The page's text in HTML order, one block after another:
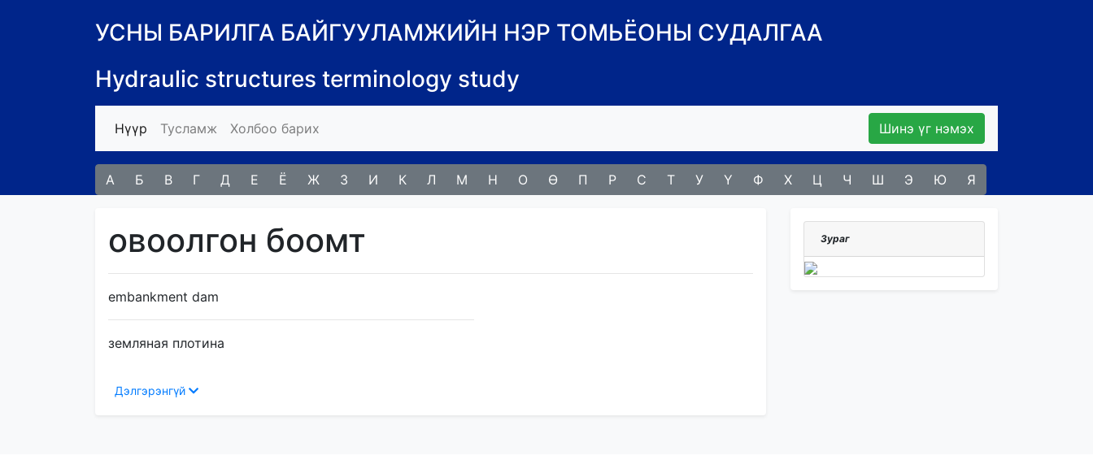
УСНЫ БАРИЛГА БАЙГУУЛАМЖИЙН НЭР ТОМЬЁОНЫ СУДАЛГАА
Hydraulic structures terminology study
Нүүр (current)
Тусламж Холбоо барих Шинэ үг нэмэх
А Б В Г Д Е Ё Ж З И К Л М Н О Ө П Р С Т У Ү Ф Х Ц Ч Ш Э Ю Я
овоолгон боомт
embankment dam
земляная плотина
Дэлгэрэнгүй
Зураг